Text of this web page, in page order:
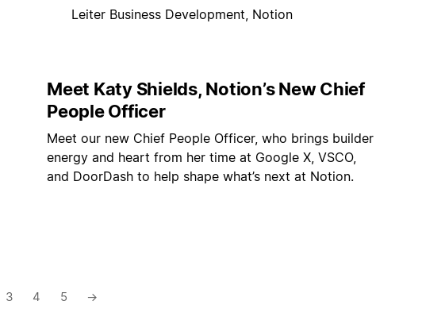
Leiter Business Development, Notion
Meet Katy Shields, Notion’s New Chief
People Officer
Meet our new Chief People Officer, who brings builder
energy and heart from her time at Google X, VSCO,
and DoorDash to help shape what’s next at Notion.
3 4 5 →